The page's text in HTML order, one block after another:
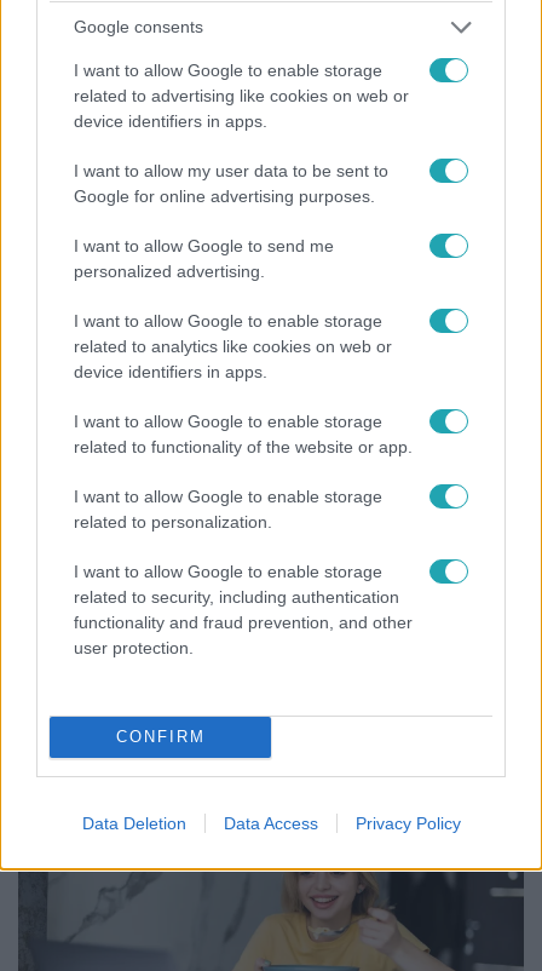
Google consents
I want to allow Google to enable storage
related to advertising like cookies on web or
device identifiers in apps.
I want to allow my user data to be sent to
Google for online advertising purposes.
I want to allow Google to send me
personalized advertising.
I want to allow Google to enable storage
related to analytics like cookies on web or
device identifiers in apps.
I want to allow Google to enable storage
related to functionality of the website or app.
I want to allow Google to enable storage
related to personalization.
I want to allow Google to enable storage
related to security, including authentication
functionality and fraud prevention, and other
user protection.
CONFIRM
Data Deletion Data Access Privacy Policy
Érettségi stressz: nem csak vizsgadrukk, komoly
lelki teher a diákoknak
küzd. Szakértő mondja el, mi segíthet valóban ebben a
feszültséggel teli időszakban.
2026. május 3. 17:05
Hétfőn kezdődik az érettségi – itt vannak az utolsó
jótanácsok
ismételt, más inkább pihent a vizsga előtt.